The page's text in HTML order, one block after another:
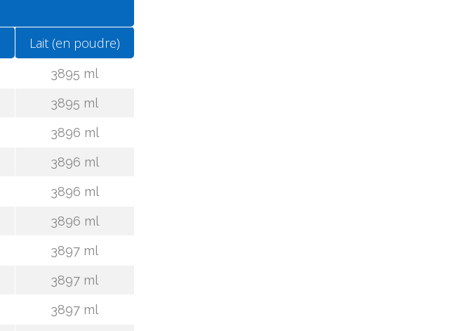
Lait (en poudre)
3895 ml
3895 ml
3896 ml
3896 ml
3896 ml
3896 ml
3897 ml
3897 ml
3897 ml